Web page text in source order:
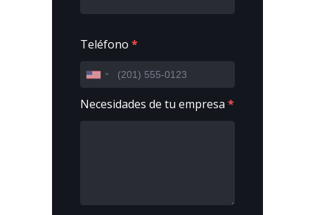
Teléfono *
Necesidades de tu empresa *